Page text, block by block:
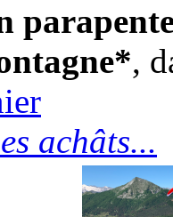
,
achâts...